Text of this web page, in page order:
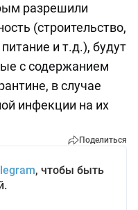
разрешили
(строительство,
и т.д.), будут
с содержанием
в случае
инфекции на их
Поделиться
, чтобы быть